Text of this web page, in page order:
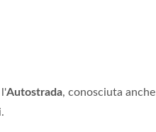
l'Autostrada, conosciuta anche